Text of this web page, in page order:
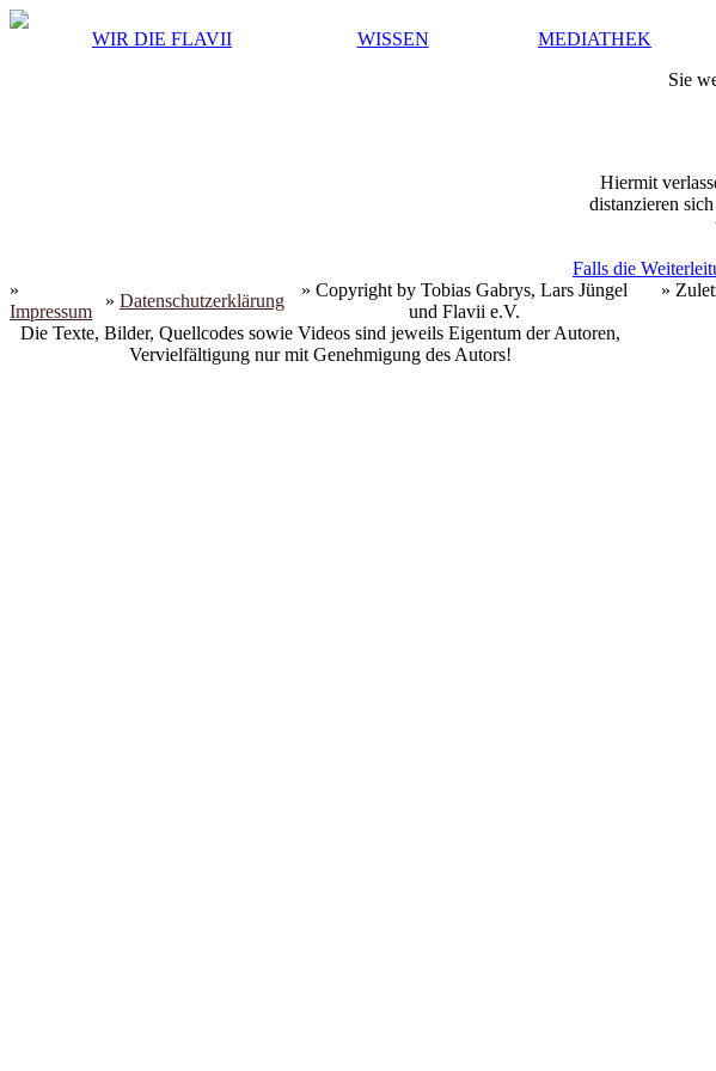
WIR DIE FLAVII WISSEN MEDIATHEK
Sie
Hiermit
distanzieren
Falls die
»
Impressum
» Copyright by Tobias Gabrys, Lars Jüngel
und Flavii e.V.
»
Die Texte, Bilder, Quellcodes sowie Videos sind jeweils Eigentum der Autoren,